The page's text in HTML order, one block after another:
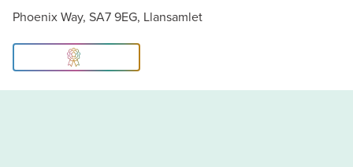
Phoenix Way, SA7 9EG, Llansamlet